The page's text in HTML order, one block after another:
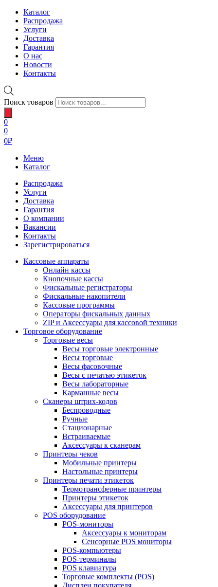
Каталог
Распродажа
Услуги
Доставка
Гарантия
О нас
Новости
Контакты
Поиск товаров
0
0
0₽
Меню
Каталог
Распродажа
Услуги
Доставка
Гарантия
О компании
Вакансии
Контакты
Зарегистрироваться
Кассовые аппараты
Онлайн кассы
Кнопочные кассы
Фискальные регистраторы
Фискальные накопители
Кассовые программы
Операторы фискальных данных
ZIP и Аксессуары для кассовой техники
Торговое оборудование
Торговые весы
Весы торговые электронные
Весы торговые
Весы фасовочные
Весы с печатью этикеток
Весы лабораторные
Карманные весы
Сканеры штрих-кодов
Беспроводные
Ручные
Стационарные
Встраиваемые
Аксессуары к сканерам
Принтеры чеков
Мобильные принтеры
Настольные принтеры
Принтеры печати этикеток
Термотрансферные принтеры
Принтеры этикеток
Аксессуары для принтеров
POS оборудование
POS-мониторы
Аксессуары к мониторам
Сенсорные POS мониторы
POS-компьютеры
POS-терминалы
POS клавиатура
Торговые комплекты (POS)
Дисплеи покупателя